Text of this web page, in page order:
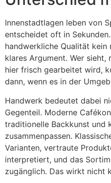
Innenstadtlagen leben von
entscheidet oft in
handwerkliche Qualität kein
klares Argument. Wer
hier frisch gearbeitet wird,
dann, wenn es in der
Handwerk bedeutet dabei
Gegenteil. Moderne
traditionelle Backkunst und
zusammenpassen.
Varianten, vertraute
interpretiert, und das
zugänglich. Das wirkt nicht